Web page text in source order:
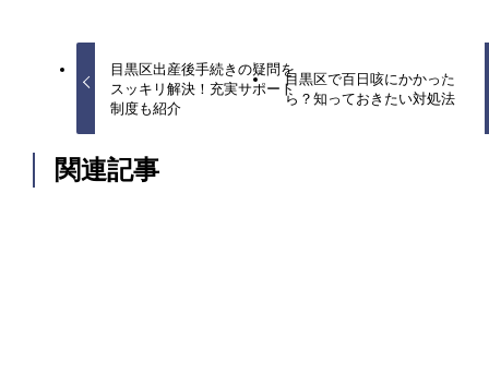
目黒区出産後手続きの疑問を
スッキリ解決！充実サポート
制度も紹介
目黒区で百日咳にかかった
ら？知っておきたい対処法
関連記事